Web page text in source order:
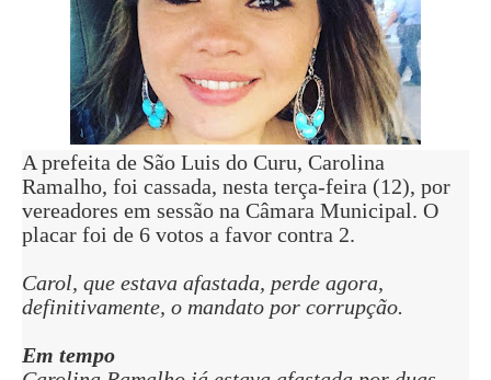
A prefeita de São Luis do Curu, Carolina
Ramalho, foi cassada, nesta terça-feira (12), por
vereadores em sessão na Câmara Municipal. O
placar foi de 6 votos a favor contra 2.
Carol, que estava afastada, perde agora,
definitivamente, o mandato por corrupção.
Em tempo